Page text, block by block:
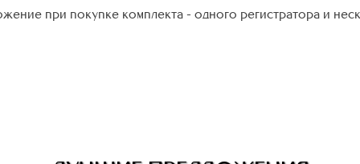
при покупке комплекта - одного регистратора и